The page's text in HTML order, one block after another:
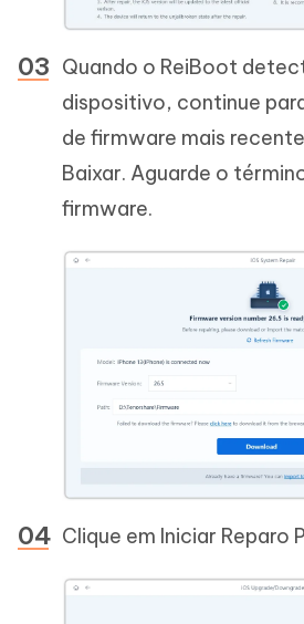
Quando o ReiBoot
dispositivo, continue
de firmware mais
Baixar. Aguarde o
firmware.
Clique em Iniciar Reparo